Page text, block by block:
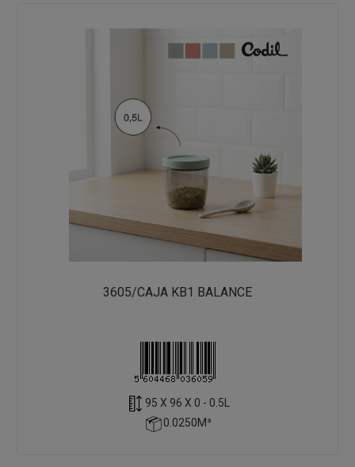
3605/CAJA KB1 BALANCE
95 X 96 X 0 - 0.5L
0.0250M³